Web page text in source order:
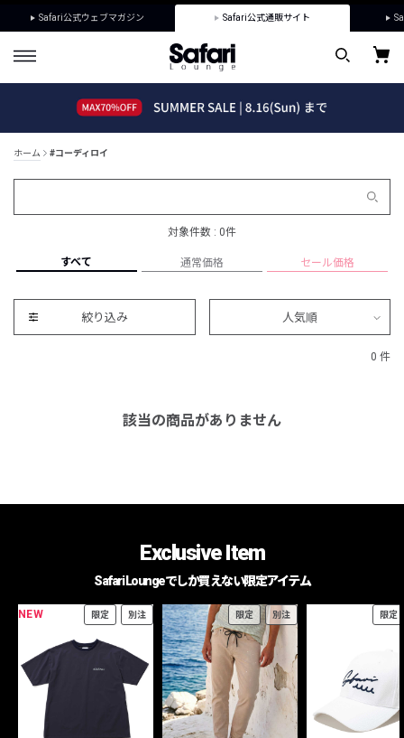
Safari公式ウェブマガジン Safari公式通販サイト
ホーム #コーディロイ
対象件数 : 0件
すべて 通常価格 セール価格
絞り込み 人気順
0 件
該当の商品がありません
Exclusive Item
Safari Loungeでしか買えない限定アイテム
NEW 限定 別注 限定 別注 限定